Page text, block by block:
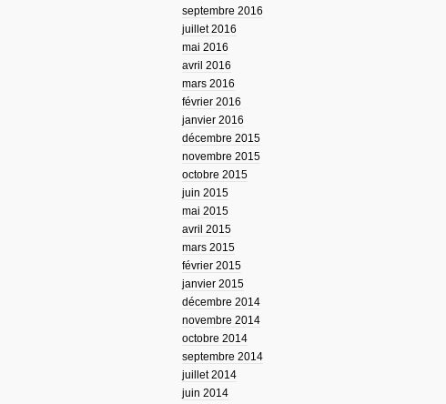
septembre 2016
juillet 2016
mai 2016
avril 2016
mars 2016
février 2016
janvier 2016
décembre 2015
novembre 2015
octobre 2015
juin 2015
mai 2015
avril 2015
mars 2015
février 2015
janvier 2015
décembre 2014
novembre 2014
octobre 2014
septembre 2014
juillet 2014
juin 2014